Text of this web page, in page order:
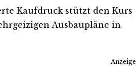
Kaufdruck stützt den Kurs
Ausbaupläne in
Anzeige